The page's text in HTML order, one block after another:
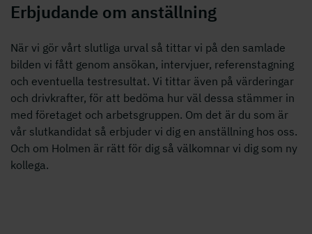
Erbjudande om anställning
När vi gör vårt slutliga urval så tittar vi på den samlade
bilden vi fått genom ansökan, intervjuer, referenstagning
och eventuella testresultat. Vi tittar även på värderingar
och drivkrafter, för att bedöma hur väl dessa stämmer in
med företaget och arbetsgruppen. Om det är du som är
vår slutkandidat så erbjuder vi dig en anställning hos oss.
Och om Holmen är rätt för dig så välkomnar vi dig som ny
kollega.